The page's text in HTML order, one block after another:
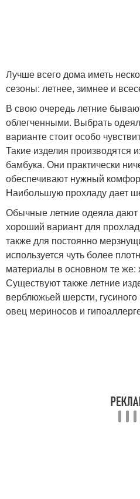
Лучше всего дома иметь
сезоны: летнее, зимнее и
В свою очередь летние
облегченными. Выбрать
варианте стоит особо
Такие изделия производятся
бамбука. Они практически
обеспечивают нужный
Наибольшую прохладу дает
Обычные летние одеяла дают
хороший вариант для
также для постоянно
используется чуть более
материалы в основном те же:
Существуют также летние
верблюжьей шерсти,
овец мериносов и